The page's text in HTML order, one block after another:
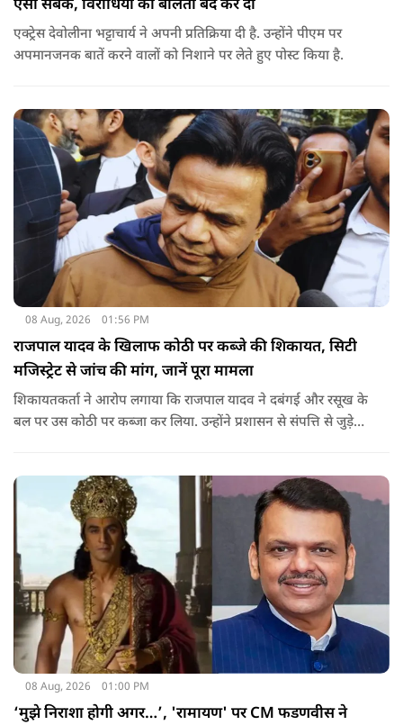
ऐसा सबक, विरोधियों की बोलती बंद कर दी
एक्ट्रेस देवोलीना भट्टाचार्य ने अपनी प्रतिक्रिया दी है. उन्होंने पीएम पर
अपमानजनक बातें करने वालों को निशाने पर लेते हुए पोस्ट किया है.
08 Aug, 2026 01:56 PM
राजपाल यादव के खिलाफ कोठी पर कब्जे की शिकायत, सिटी
मजिस्ट्रेट से जांच की मांग, जानें पूरा मामला
शिकायतकर्ता ने आरोप लगाया कि राजपाल यादव ने दबंगई और रसूख के
बल पर उस कोठी पर कब्जा कर लिया. उन्होंने प्रशासन से संपत्ति से जुड़े
08 Aug, 2026 01:00 PM
‘मुझे निराशा होगी अगर…’, 'रामायण' पर CM फडणवीस ने